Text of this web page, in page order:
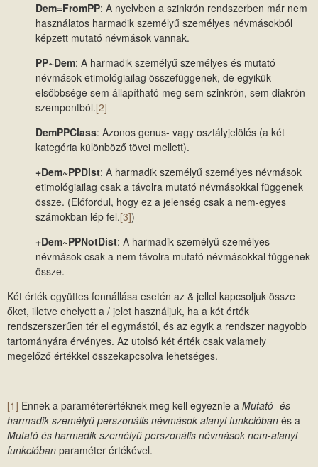
Dem=FromPP: A nyelvben a szinkrón rendszerben már nem
használatos harmadik személyű személyes névmásokból
képzett mutató névmások vannak.
PP~Dem: A harmadik személyű személyes és mutató
névmások etimológiailag összefüggenek, de egyikük
elsőbbsége sem állapítható meg sem szinkrón, sem diakrón
szempontból.[2]
DemPPClass: Azonos genus- vagy osztályjelölés (a két
kategória különböző tövei mellett).
+Dem~PPDist: A harmadik személyű személyes névmások
etimológiailag csak a távolra mutató névmásokkal függenek
össze. (Előfordul, hogy ez a jelenség csak a nem-egyes
számokban lép fel.[3])
+Dem~PPNotDist: A harmadik személyű személyes
névmások csak a nem távolra mutató névmásokkal függenek
össze.
Két érték együttes fennállása esetén az & jellel kapcsoljuk össze
őket, illetve ehelyett a / jelet használjuk, ha a két érték
rendszerszerűen tér el egymástól, és az egyik a rendszer nagyobb
tartományára érvényes. Az utolsó két érték csak valamely
megelőző értékkel összekapcsolva lehetséges.
[1] Ennek a paraméterértéknek meg kell egyeznie a Mutató- és
harmadik személyű perszonális névmások alanyi funkcióban és a
Mutató és harmadik személyű perszonális névmások nem-alanyi
funkcióban paraméter értékével.